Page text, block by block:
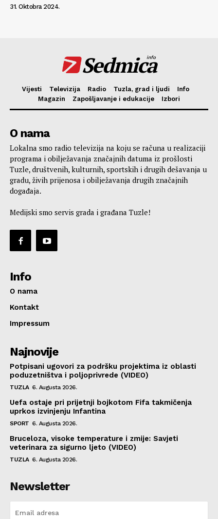
31. Oktobra 2024.
Sedmica
info
Vijesti Televizija Radio Tuzla, grad i ljudi
Info
Magazin
Zapošljavanje i edukacije Izbori
O nama
Lokalna smo radio televizija na koju se računa u realizaciji
programa i obilježavanja značajnih datuma iz prošlosti
Tuzle, društvenih, kulturnih, sportskih i drugih dešavanja u
gradu, živih prijenosa i obilježavanja drugih značajnih
događaja.
Medijski smo servis grada i građana Tuzle!
Info
O nama
Kontakt
Impressum
Najnovije
Potpisani ugovori za podršku projektima iz oblasti
poduzetništva i poljoprivrede (VIDEO)
TUZLA 6. Augusta 2026.
Uefa ostaje pri prijetnji bojkotom Fifa takmičenja
uprkos izvinjenju Infantina
SPORT 6. Augusta 2026.
Bruceloza, visoke temperature i zmije: Savjeti
veterinara za sigurno ljeto (VIDEO)
TUZLA 6. Augusta 2026.
Newsletter